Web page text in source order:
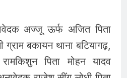
अज्जू ऊर्फ अजित पिता
ग्राम बकायन थाना बटियागढ़,
पिता मोहन यादव